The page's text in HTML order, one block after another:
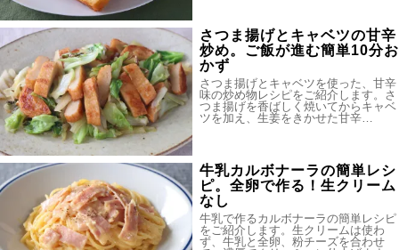
さつま揚げとキャベツの甘辛
炒め。ご飯が進む簡単10分お
かず
さつま揚げとキャベツを使った、甘辛
味の炒め物レシピをご紹介します。さ
つま揚げを香ばしく焼いてからキャベ
ツを加え、生姜をきかせた甘辛…
牛乳カルボナーラの簡単レシ
ピ。全卵で作る！生クリーム
なし
牛乳で作るカルボナーラの簡単レシピ
をご紹介します。生クリームは使わ
ず、牛乳と全卵、粉チーズを合わせ